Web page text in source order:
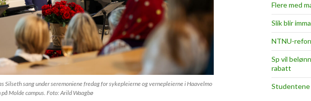
Silseth sang under seremoniene fredag for sykepleierne og vernepleierne i Haavelmo
Molde campus. Foto: Arild Waagbø
Flere med
Slik blir
NTNU-
Sp vil
rabatt
Studentene